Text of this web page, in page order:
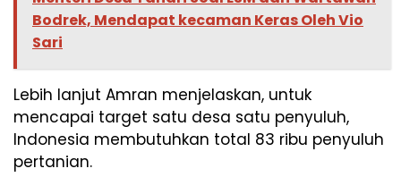
Bodrek, Mendapat kecaman Keras Oleh Vio
Sari
Lebih lanjut Amran menjelaskan, untuk
mencapai target satu desa satu penyuluh,
Indonesia membutuhkan total 83 ribu penyuluh
pertanian.